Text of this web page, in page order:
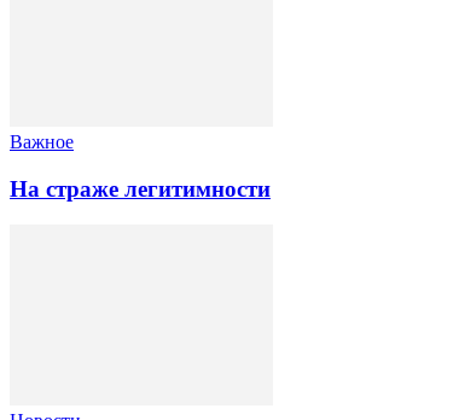
Важное
На страже легитимности